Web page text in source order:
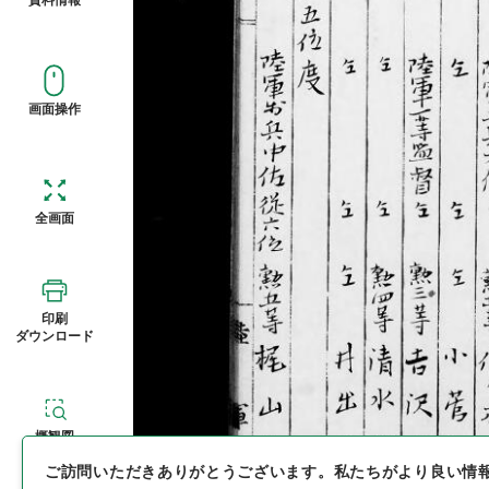
画面操作
全画面
印刷
ダウンロード
概観図
ご訪問いただきありがとうございます。 私たちがより良い情